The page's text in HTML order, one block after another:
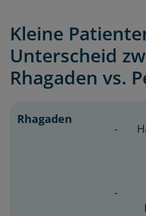
Kleine
Unterscheid
Rhagaden vs.
Rhagaden